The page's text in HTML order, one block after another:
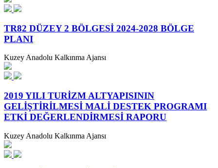
TR82 DÜZEY 2 BÖLGESİ 2024-2028 BÖLGE
PLANI
Kuzey Anadolu Kalkınma Ajansı
2019 YILI TURİZM ALTYAPISININ
GELİŞTİRİLMESİ MALİ DESTEK PROGRAMI
ETKİ DEĞERLENDİRMESİ RAPORU
Kuzey Anadolu Kalkınma Ajansı